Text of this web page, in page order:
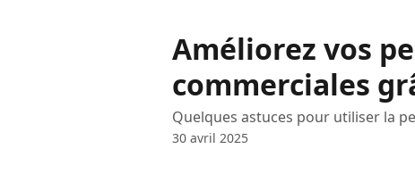
Améliorez vos
commerciales
Quelques astuces pour utiliser la
30 avril 2025